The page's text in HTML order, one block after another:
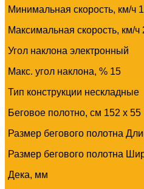
Минимальная скорость, км/ч 1
Максимальная скорость, км/ч
Угол наклона электронный
Макс. угол наклона, % 15
Тип конструкции нескладные
Беговое полотно, см 152 х 55
Размер бегового полотна
Размер бегового полотна
Дека, мм